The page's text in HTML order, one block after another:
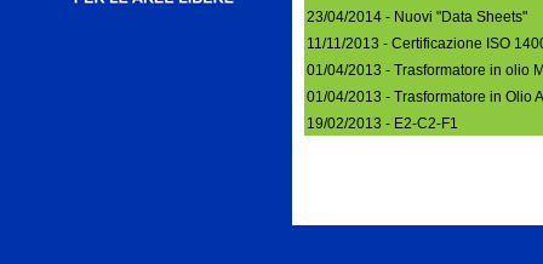
23/04/2014 - Nuovi "Data Sheets"
11/11/2013 - Certificazione ISO
01/04/2013 - Trasformatore in olio
01/04/2013 - Trasformatore in Olio
19/02/2013 - E2-C2-F1